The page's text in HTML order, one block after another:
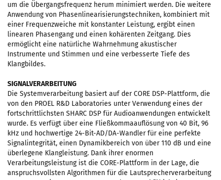
um die Übergangsfrequenz herum minimiert werden. Die weitere
Anwendung von Phasenlinearisierungstechniken, kombiniert mit
einer Frequenzweiche mit konstanter Leistung, ergibt einen
linearen Phasengang und einen kohärenten Zeitgang. Dies
ermöglicht eine natürliche Wahrnehmung akustischer
Instrumente und Stimmen und eine verbesserte Tiefe des
Klangbildes.
SIGNALVERARBEITUNG
Die Systemverarbeitung basiert auf der CORE DSP-Plattform, die
von den PROEL R&D Laboratories unter Verwendung eines der
fortschrittlichsten SHARC DSP für Audioanwendungen entwickelt
wurde. Es verfügt über eine Fließkommaauflösung von 40 Bit, 96
kHz und hochwertige 24-Bit-AD/DA-Wandler für eine perfekte
Signalintegrität, einen Dynamikbereich von über 110 dB und eine
überlegene Klangleistung. Dank ihrer enormen
Verarbeitungsleistung ist die CORE-Plattform in der Lage, die
anspruchsvollsten Algorithmen für die Lautsprecherverarbeitung